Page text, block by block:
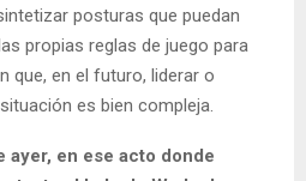
posturas que puedan
propias reglas de juego para
que, en el futuro, liderar o
es bien compleja.
ayer, en ese acto donde